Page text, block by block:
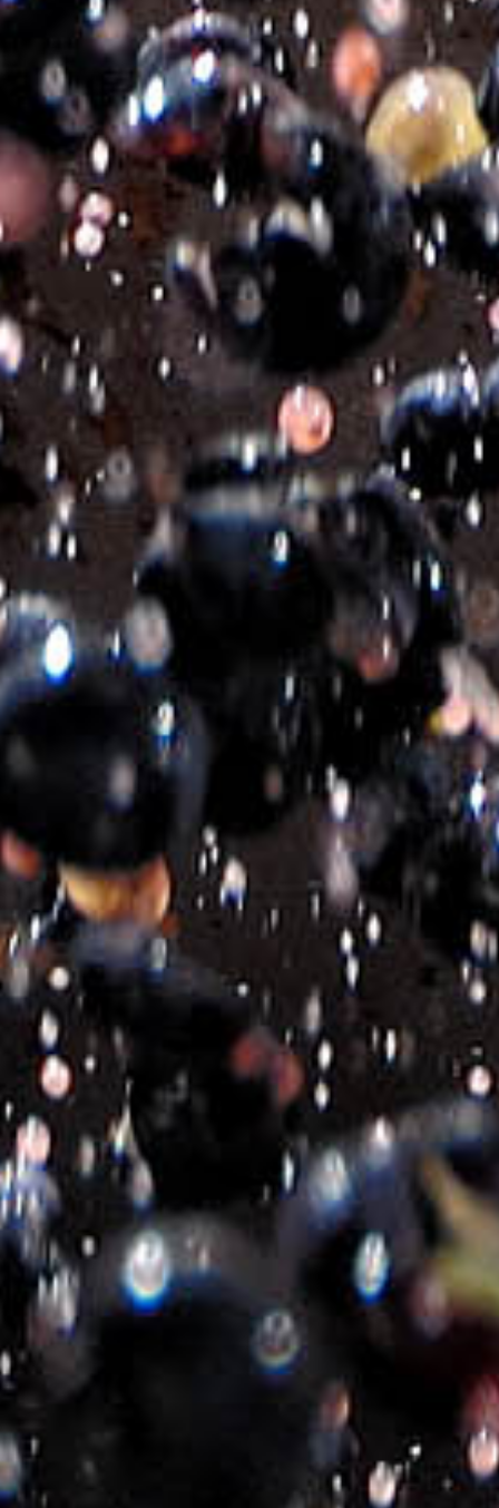
Σερβίρεται μεταξύ: 12-13°C
Προσθήκη στο καλάθι
Επιπλέον πληροφορίες
Brand ΚΤΗΜΑ ΜΙΧΑΛΑΚΗ GOLD CUVEE
Ποικιλιακή
Σύνθεση
ΜΟΣΧΑΤΟ ΣΠΙΝΑΣ-ΒΙΔΙΑΝΟ-CHARDONNAY
Φιάλη
Κωδικός προϊόντος:460132
ΛΕΥΚΟΙ ΟΙΝΟΙ ΛΕΥΚΟΙ ΟΙΝΟΙ - ΞΗΡΟΙ
Σχετικά προϊόντα
ΚΤΗΜΑ ΜΙΧΑΛΑΚΗ GOLD
CUVEE ΕΡΥΘΡΟΣ
€ 12.00